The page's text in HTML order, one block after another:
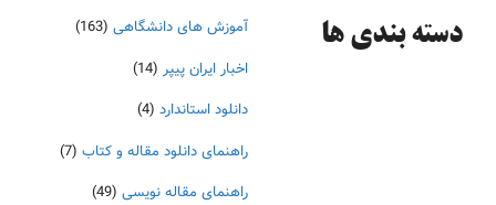
دسته‌ بندی ها آموزش های دانشگاهی (163)
اخبار ایران پیپر (14)
دانلود استاندارد (4)
راهنمای دانلود مقاله و کتاب (7)
راهنمای مقاله نویسی (49)